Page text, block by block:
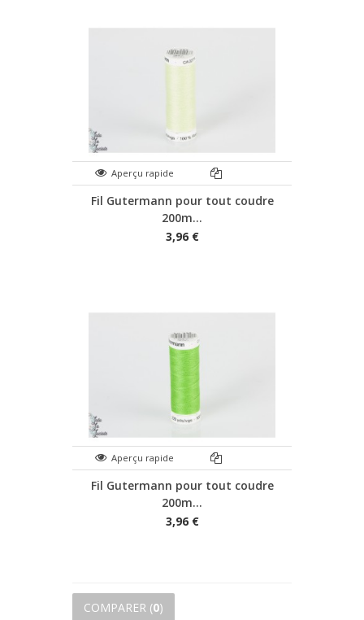
Aperçu rapide
Fil Gutermann pour tout coudre
200m...
3,96 €
Aperçu rapide
Fil Gutermann pour tout coudre
200m...
3,96 €
COMPARER (0)